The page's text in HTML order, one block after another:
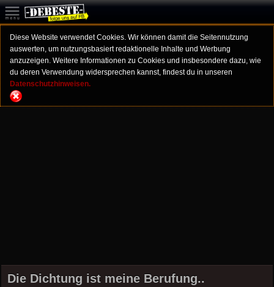
Diese Website verwendet Cookies. Wir können damit die Seitennutzung
auswerten, um nutzungsbasiert redaktionelle Inhalte und Werbung
anzuzeigen. Weitere Informationen zu Cookies und insbesondere dazu, wie
du deren Verwendung widersprechen kannst, findest du in unseren
Datenschutzhinweisen.
Die Dichtung ist meine Berufung..